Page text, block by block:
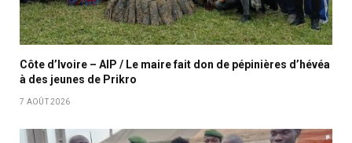
Côte d’Ivoire – AIP / Le maire fait don de pépinières d’hévéa
à des jeunes de Prikro
7 AOÛT 2026